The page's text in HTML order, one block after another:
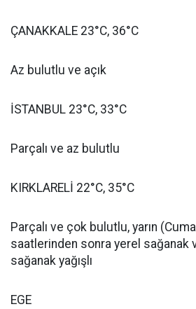
ÇANAKKALE 23°C, 36°C
Az bulutlu ve açık
İSTANBUL 23°C, 33°C
Parçalı ve az bulutlu
KIRKLARELİ 22°C, 35°C
Parçalı ve çok bulutlu, yarın
saatlerinden sonra yerel sağanak
sağanak yağışlı
EGE